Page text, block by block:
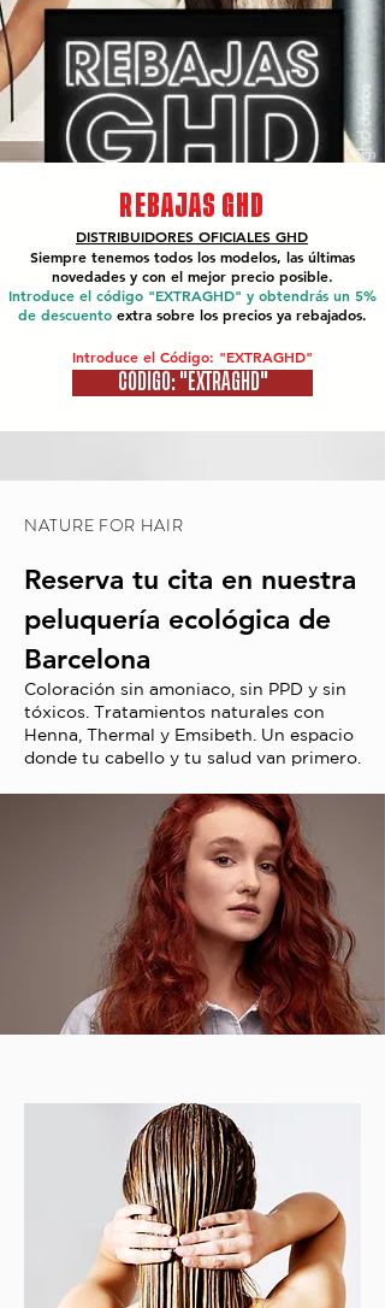
REBAJAS GHD
DISTRIBUIDORES OFICIALES GHD
Siempre tenemos todos los modelos, las últimas
novedades y con el mejor precio posible.
Introduce el código "EXTRAGHD" y obtendrás un 5%
de descuento extra sobre los precios ya rebajados.
Introduce el Código: "EXTRAGHD"
CÓDIGO: "EXTRAGHD"
NATURE FOR HAIR
Reserva tu cita en nuestra
peluquería ecológica de
Barcelona
Coloración sin amoniaco, sin PPD y sin
tóxicos. Tratamientos naturales con
Henna, Thermal y Emsibeth. Un espacio
donde tu cabello y tu salud van primero.